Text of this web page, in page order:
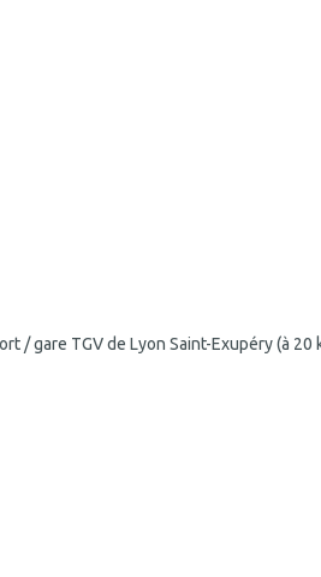
/ gare TGV de Lyon Saint-Exupéry (à